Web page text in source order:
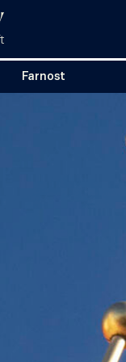
Farnost